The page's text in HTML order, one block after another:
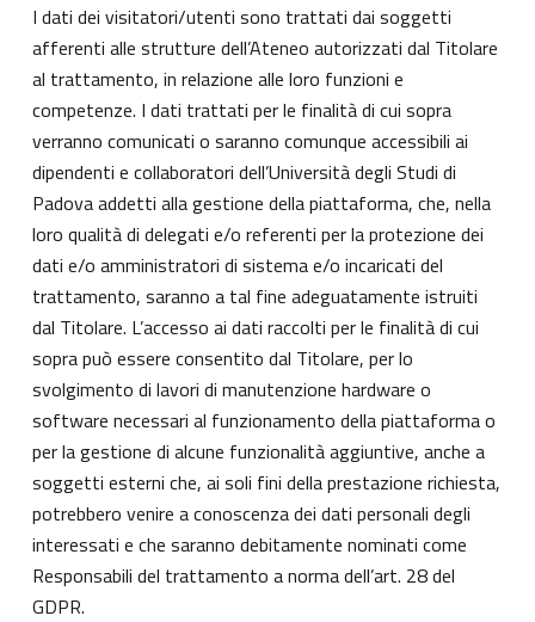
I dati dei visitatori/utenti sono trattati dai soggetti
afferenti alle strutture dell’Ateneo autorizzati dal Titolare
al trattamento, in relazione alle loro funzioni e
competenze. I dati trattati per le finalità di cui sopra
verranno comunicati o saranno comunque accessibili ai
dipendenti e collaboratori dell’Università degli Studi di
Padova addetti alla gestione della piattaforma, che, nella
loro qualità di delegati e/o referenti per la protezione dei
dati e/o amministratori di sistema e/o incaricati del
trattamento, saranno a tal fine adeguatamente istruiti
dal Titolare. L’accesso ai dati raccolti per le finalità di cui
sopra può essere consentito dal Titolare, per lo
svolgimento di lavori di manutenzione hardware o
software necessari al funzionamento della piattaforma o
per la gestione di alcune funzionalità aggiuntive, anche a
soggetti esterni che, ai soli fini della prestazione richiesta,
potrebbero venire a conoscenza dei dati personali degli
interessati e che saranno debitamente nominati come
Responsabili del trattamento a norma dell’art. 28 del
GDPR.